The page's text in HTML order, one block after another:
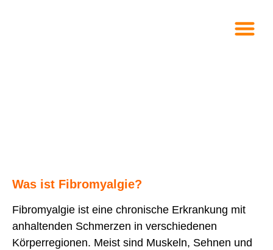
Was ist Fibromyalgie?
Fibromyalgie ist eine chronische Erkrankung mit
anhaltenden Schmerzen in verschiedenen
Körperregionen. Meist sind Muskeln, Sehnen und